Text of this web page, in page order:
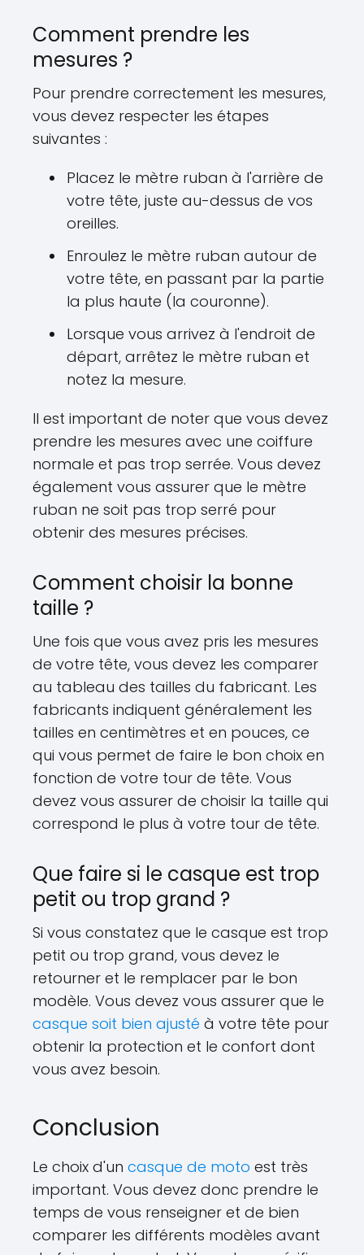
Comment prendre les
mesures ?
Pour prendre correctement les mesures,
vous devez respecter les étapes
suivantes :
Placez le mètre ruban à l'arrière de
votre tête, juste au-dessus de vos
oreilles.
Enroulez le mètre ruban autour de
votre tête, en passant par la partie
la plus haute (la couronne).
Lorsque vous arrivez à l'endroit de
départ, arrêtez le mètre ruban et
notez la mesure.
Il est important de noter que vous devez
prendre les mesures avec une coiffure
normale et pas trop serrée. Vous devez
également vous assurer que le mètre
ruban ne soit pas trop serré pour
obtenir des mesures précises.
Comment choisir la bonne
taille ?
Une fois que vous avez pris les mesures
de votre tête, vous devez les comparer
au tableau des tailles du fabricant. Les
fabricants indiquent généralement les
tailles en centimètres et en pouces, ce
qui vous permet de faire le bon choix en
fonction de votre tour de tête. Vous
devez vous assurer de choisir la taille qui
correspond le plus à votre tour de tête.
Que faire si le casque est trop
petit ou trop grand ?
Si vous constatez que le casque est trop
petit ou trop grand, vous devez le
retourner et le remplacer par le bon
modèle. Vous devez vous assurer que le
casque soit bien ajusté à votre tête pour
obtenir la protection et le confort dont
vous avez besoin.
Conclusion
Le choix d'un casque de moto est très
important. Vous devez donc prendre le
temps de vous renseigner et de bien
comparer les différents modèles avant